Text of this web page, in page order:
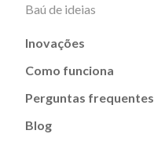
Baú de ideias
Inovações
Como funciona
Perguntas frequentes
Blog